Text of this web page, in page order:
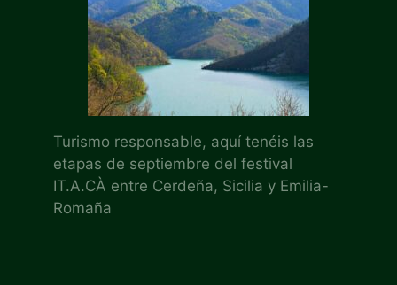
Turismo responsable, aquí tenéis las
etapas de septiembre del festival
IT.A.CÀ entre Cerdeña, Sicilia y Emilia-
Romaña